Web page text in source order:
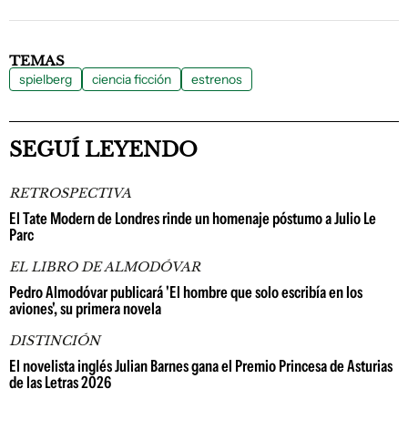
TEMAS
spielberg ciencia ficción estrenos
SEGUÍ LEYENDO
RETROSPECTIVA
El Tate Modern de Londres rinde un homenaje póstumo a Julio Le
Parc
EL LIBRO DE ALMODÓVAR
Pedro Almodóvar publicará 'El hombre que solo escribía en los
aviones', su primera novela
DISTINCIÓN
El novelista inglés Julian Barnes gana el Premio Princesa de Asturias
de las Letras 2026